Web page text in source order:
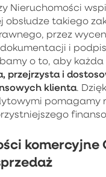
Nieruchomości
obsłudze takiego
przez
i
o to, aby
przejrzysta i
klienta.
pomagamy
komercyjne